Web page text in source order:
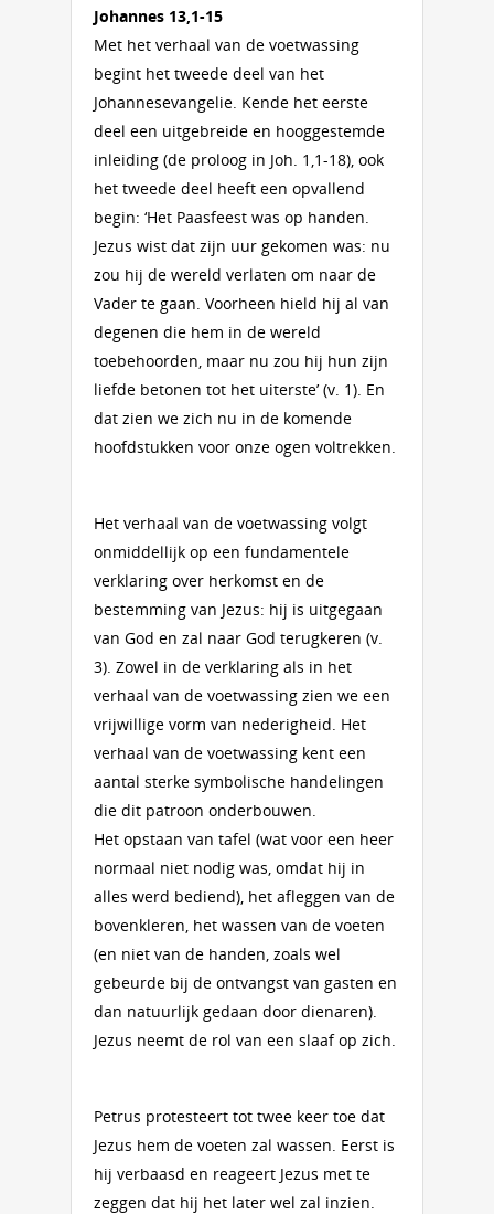
Johannes 13,1-15
Met het verhaal van de voetwassing
begint het tweede deel van het
Johannesevangelie. Kende het eerste
deel een uitgebreide en hooggestemde
inleiding (de proloog in Joh. 1,1-18), ook
het tweede deel heeft een opvallend
begin: ‘Het Paasfeest was op handen.
Jezus wist dat zijn uur gekomen was: nu
zou hij de wereld verlaten om naar de
Vader te gaan. Voorheen hield hij al van
degenen die hem in de wereld
toebehoorden, maar nu zou hij hun zijn
liefde betonen tot het uiterste’ (v. 1). En
dat zien we zich nu in de komende
hoofdstukken voor onze ogen voltrekken.
Het verhaal van de voetwassing volgt
onmiddellijk op een fundamentele
verklaring over herkomst en de
bestemming van Jezus: hij is uitgegaan
van God en zal naar God terugkeren (v.
3). Zowel in de verklaring als in het
verhaal van de voetwassing zien we een
vrijwillige vorm van nederigheid. Het
verhaal van de voetwassing kent een
aantal sterke symbolische handelingen
die dit patroon onderbouwen.
Het opstaan van tafel (wat voor een heer
normaal niet nodig was, omdat hij in
alles werd bediend), het afleggen van de
bovenkleren, het wassen van de voeten
(en niet van de handen, zoals wel
gebeurde bij de ontvangst van gasten en
dan natuurlijk gedaan door dienaren).
Jezus neemt de rol van een slaaf op zich.
Petrus protesteert tot twee keer toe dat
Jezus hem de voeten zal wassen. Eerst is
hij verbaasd en reageert Jezus met te
zeggen dat hij het later wel zal inzien.